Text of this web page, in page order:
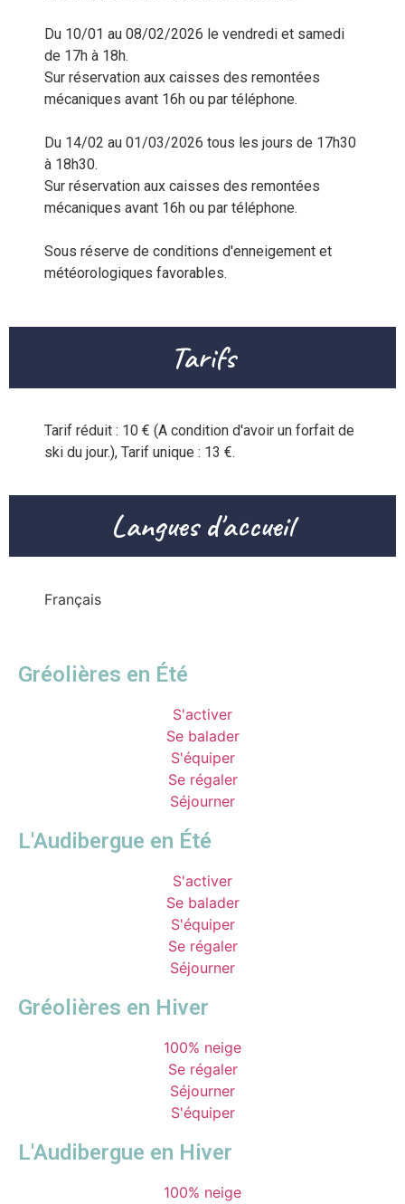
Du 10/01 au 08/02/2026 le vendredi et samedi
de 17h à 18h.
Sur réservation aux caisses des remontées
mécaniques avant 16h ou par téléphone.
Du 14/02 au 01/03/2026 tous les jours de 17h30
à 18h30.
Sur réservation aux caisses des remontées
mécaniques avant 16h ou par téléphone.
Sous réserve de conditions d'enneigement et
météorologiques favorables.
Tarifs
Tarif réduit : 10 € (A condition d'avoir un forfait de
Langues d'accueil
Français
Gréolières en Été
S'activer
Se balader
S'équiper
Se régaler
Séjourner
L'Audibergue en Été
S'activer
Se balader
S'équiper
Se régaler
Séjourner
Gréolières en Hiver
100% neige
Se régaler
Séjourner
S'équiper
L'Audibergue en Hiver
100% neige